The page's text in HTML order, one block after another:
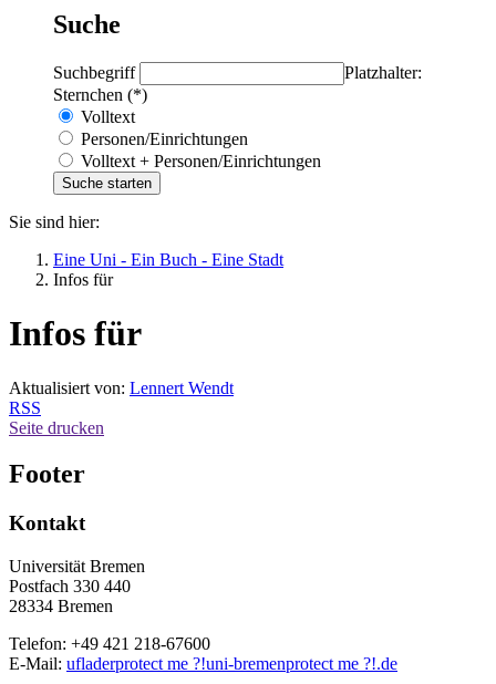
Suche
Suchbegriff
Platzhalter:
Sternchen (*)
Volltext
Personen/Einrichtungen
Volltext + Personen/Einrichtungen
Sie sind hier:
Eine Uni - Ein Buch - Eine Stadt
Infos für
Infos für
Aktualisiert von: Lennert Wendt
RSS
Seite drucken
Footer
Kontakt
Universität Bremen
Postfach 330 440
28334 Bremen
Telefon: +49 421 218-67600
E-Mail: ufladerprotect me ?!uni-bremenprotect me ?!.de